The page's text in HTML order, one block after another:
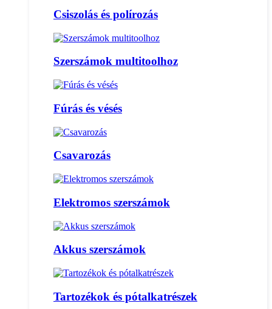
Csiszolás és polírozás
Szerszámok multitoolhoz
Fúrás és vésés
Csavarozás
Elektromos szerszámok
Akkus szerszámok
Tartozékok és pótalkatrészek